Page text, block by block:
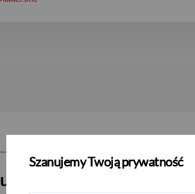
strukturyzowany
Szanujemy Twoją prywatność